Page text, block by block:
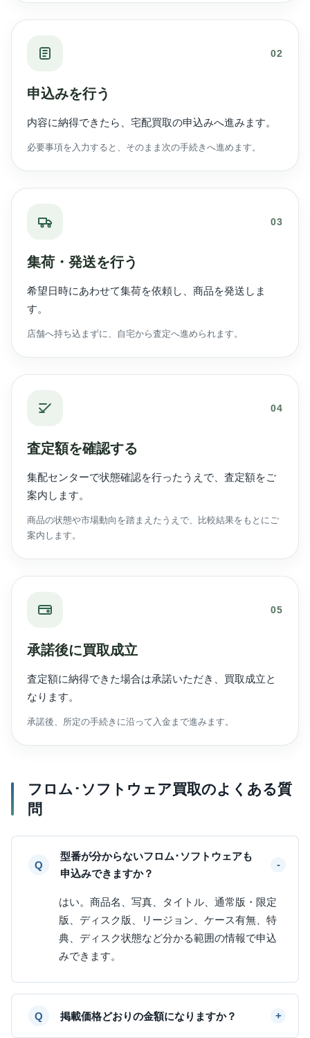
02
申込みを行う
内容に納得できたら、宅配買取の申込みへ進みます。
必要事項を入力すると、そのまま次の手続きへ進めます。
03
集荷・発送を行う
希望日時にあわせて集荷を依頼し、商品を発送しま
す。
店舗へ持ち込まずに、自宅から査定へ進められます。
04
査定額を確認する
集配センターで状態確認を行ったうえで、査定額をご
案内します。
商品の状態や市場動向を踏まえたうえで、比較結果をもとにご
案内します。
05
承諾後に買取成立
査定額に納得できた場合は承諾いただき、買取成立と
なります。
承諾後、所定の手続きに沿って入金まで進みます。
フロム･ソフトウェア買取のよくある質
問
型番が分からないフロム･ソフトウェアも
申込みできますか？
はい。商品名、写真、タイトル、通常版・限定
版、ディスク版、リージョン、ケース有無、特
典、ディスク状態など分かる範囲の情報で申込
みできます。
掲載価格どおりの金額になりますか？